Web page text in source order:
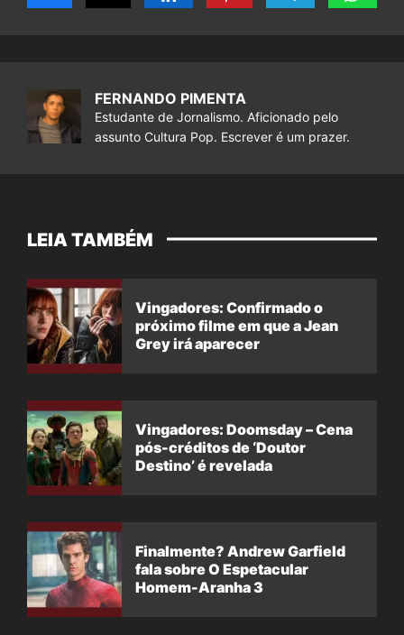
FERNANDO PIMENTA
Estudante de Jornalismo. Aficionado pelo
assunto Cultura Pop. Escrever é um prazer.
LEIA TAMBÉM
Vingadores: Confirmado o
próximo filme em que a Jean
Grey irá aparecer
Vingadores: Doomsday – Cena
pós-créditos de ‘Doutor
Destino’ é revelada
Finalmente? Andrew Garfield
fala sobre O Espetacular
Homem-Aranha 3